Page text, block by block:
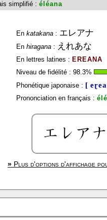
simplifié : éléana
En katakana: エレアナ
En hiragana: えれあな
En lettres latines : EREANA
Niveau de fidélité : 98.3%
Phonétique japonaise : [
Prononciation en français :
» Plus d'options d'affichage